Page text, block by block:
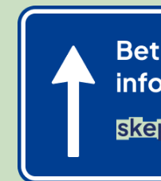
Afbeelding